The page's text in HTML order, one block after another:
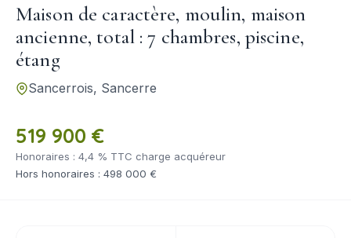
Maison de caractère, moulin, maison
ancienne, total : 7 chambres, piscine,
étang
Sancerrois, Sancerre
519 900 €
Honoraires : 4,4 % TTC charge acquéreur
Hors honoraires : 498 000 €